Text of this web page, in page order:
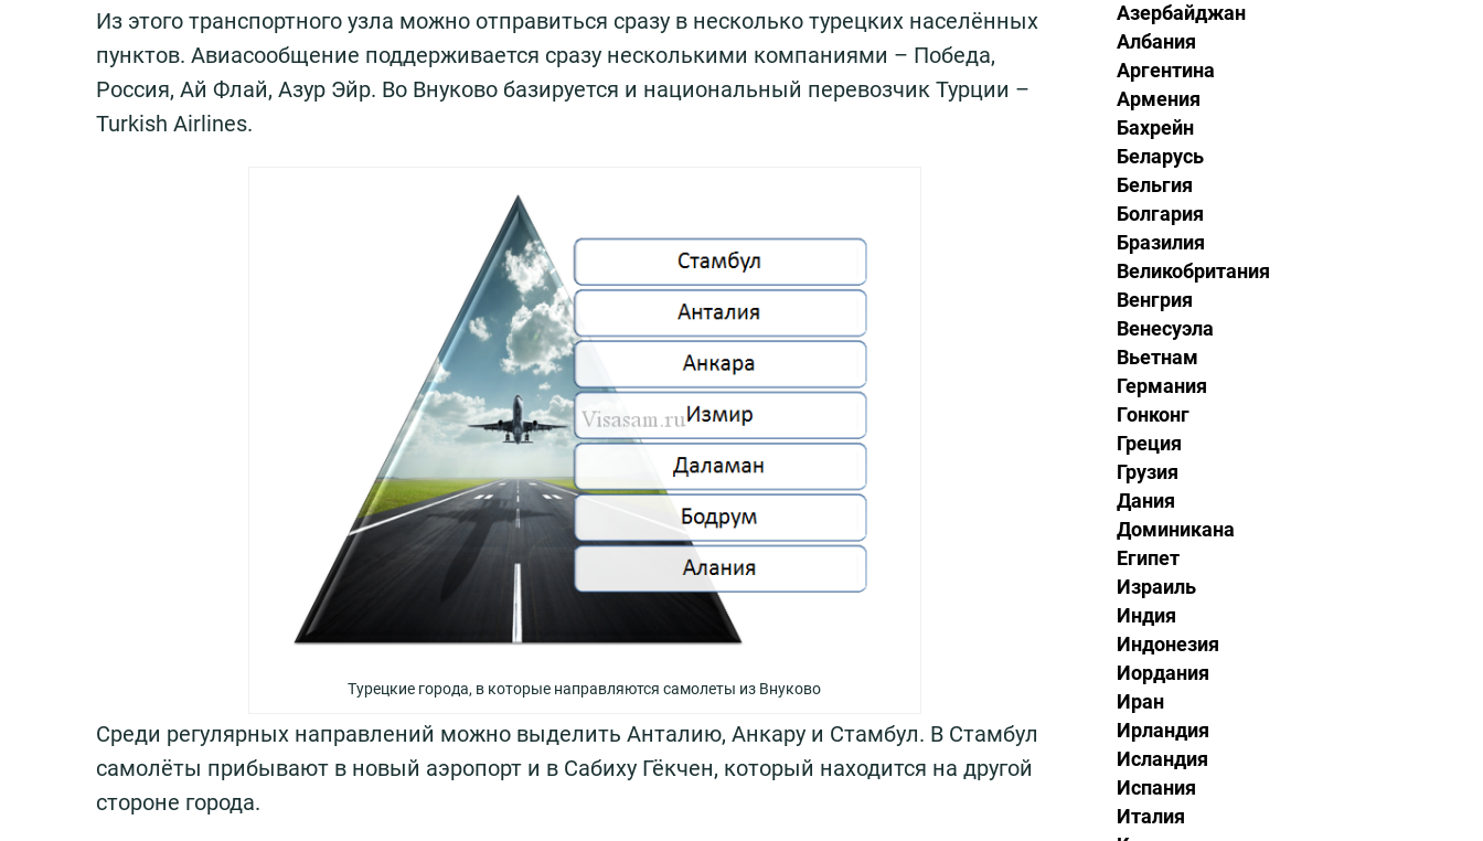
Из этого транспортного узла можно отправиться сразу в несколько турецких населённых
пунктов. Авиасообщение поддерживается сразу несколькими компаниями – Победа,
Россия, Ай Флай, Азур Эйр. Во Внуково базируется и национальный перевозчик Турции –
Turkish Airlines.
Турецкие города, в которые направляются самолеты из Внуково
Среди регулярных направлений можно выделить Анталию, Анкару и Стамбул. В Стамбул
самолёты прибывают в новый аэропорт и в Сабиху Гёкчен, который находится на другой
стороне города.
Азербайджан
Албания
Аргентина
Армения
Бахрейн
Беларусь
Бельгия
Болгария
Бразилия
Великобритания
Венгрия
Венесуэла
Вьетнам
Германия
Гонконг
Греция
Грузия
Дания
Доминикана
Египет
Израиль
Индия
Индонезия
Иордания
Иран
Ирландия
Исландия
Испания
Италия